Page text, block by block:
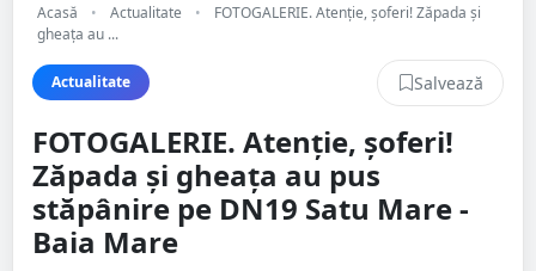
Acasă • Actualitate •
FOTOGALERIE. Atenție, șoferi! Zăpada și
gheața au ...
Actualitate Salvează
FOTOGALERIE. Atenție, șoferi!
Zăpada și gheața au pus
stăpânire pe DN19 Satu Mare -
Baia Mare